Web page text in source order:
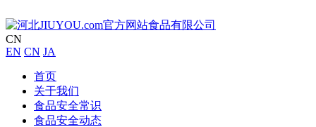
CN
EN CN JA
首页
关于我们
食品安全常识
食品安全动态